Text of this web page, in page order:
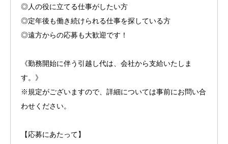
◎人の役に立てる仕事がしたい方
◎定年後も働き続けられる仕事を探している方
◎遠方からの応募も大歓迎です！
《勤務開始に伴う引越し代は、会社から支給いたしま
す。》
※規定がございますので、詳細については事前にお問い合
わせください。
【応募にあたって】